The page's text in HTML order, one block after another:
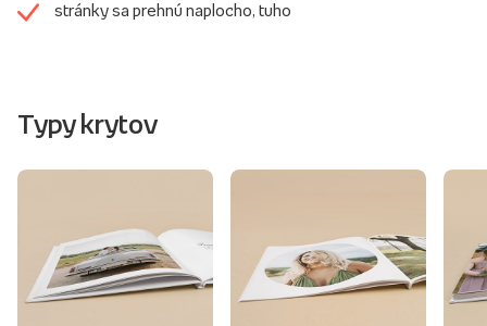
stránky sa prehnú naplocho, tuho
Typy krytov